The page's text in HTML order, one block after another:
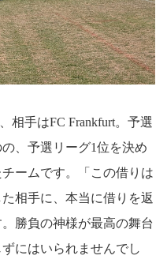
相手はFC Frankfurt。予選
、予選リーグ1位を決め
ームです。「この借りは
相手に、本当に借りを返
勝負の神様が最高の舞台
にはいられませんでし